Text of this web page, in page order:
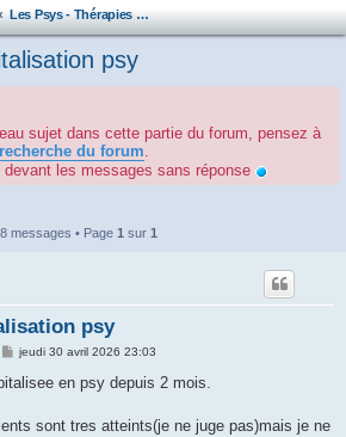
Les Psys - Thérapies - Cliniques - Hôpitaux - Associations
psy
sujet dans cette partie du forum, pensez à
du forum.
devant les messages sans réponse
8 messages • Page 1 sur 1
psy
M
s
g
jeudi 30 avril 2026 23:03
en psy depuis 2 mois.
sont tres atteints(je ne juge pas)mais je ne